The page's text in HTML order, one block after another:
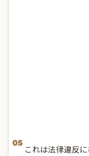
05
これは法律違反